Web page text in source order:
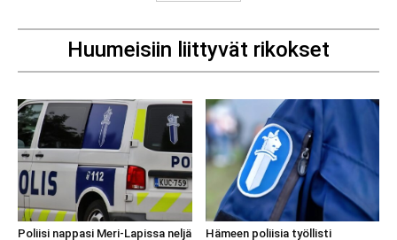
Huumeisiin liittyvät rikokset
Poliisi nappasi Meri-Lapissa neljä
Hämeen poliisia työllisti